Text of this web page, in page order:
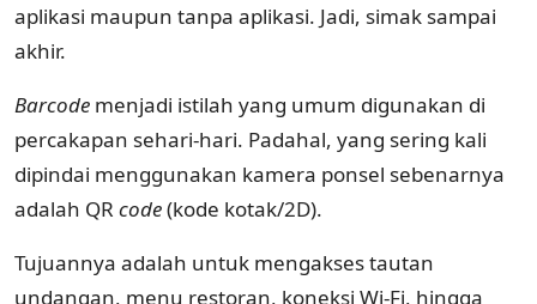
aplikasi maupun tanpa aplikasi. Jadi, simak sampai
akhir.
Barcode menjadi istilah yang umum digunakan di
percakapan sehari-hari. Padahal, yang sering kali
dipindai menggunakan kamera ponsel sebenarnya
adalah QR code(kode kotak/2D).
Tujuannya adalah untuk mengakses tautan
undangan, menu restoran, koneksi Wi-Fi, hingga